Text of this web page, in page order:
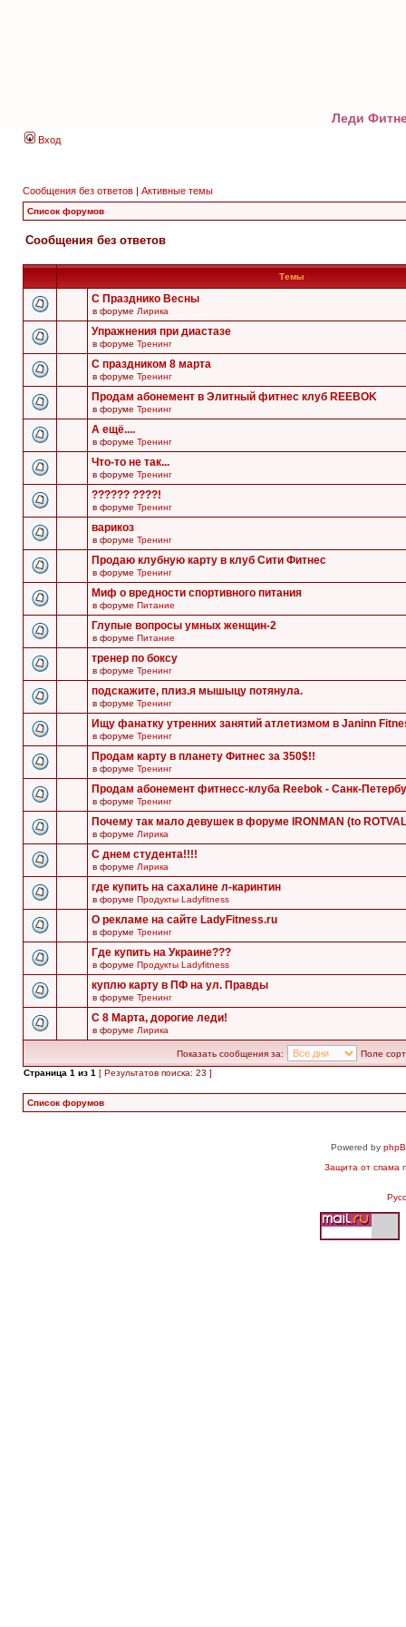
Леди
Вход
Сообщения без ответов | Активные темы
Список форумов
Сообщения без ответов
Темы
С Празднико Весны
в форуме Лирика
Упражнения при диастазе
в форуме Тренинг
С праздником 8 марта
в форуме Тренинг
Продам абонемент в Элитный фитнес клуб REEBOK
в форуме Тренинг
А ещё....
в форуме Тренинг
Что-то не так...
в форуме Тренинг
?????? ????!
в форуме Тренинг
варикоз
в форуме Тренинг
Продаю клубную карту в клуб Сити Фитнес
в форуме Тренинг
Миф о вредности спортивного питания
в форуме Питание
Глупые вопросы умных женщин-2
в форуме Питание
тренер по боксу
в форуме Тренинг
подскажите, плиз.я мышыцу потянула.
в форуме Тренинг
Ищу фанатку утренних занятий атлетизмом в Janinn
в форуме Тренинг
Продам карту в планету Фитнес за 350$!!
в форуме Тренинг
Продам абонемент фитнесс-клуба Reebok - Санк-
в форуме Тренинг
Почему так мало девушек в форуме IRONMAN (to
в форуме Лирика
С днем студента!!!!
в форуме Лирика
где купить на сахалине л-каринтин
в форуме Продукты Ladyfitness
О рекламе на сайте LadyFitness.ru
в форуме Тренинг
Где купить на Украине???
в форуме Продукты Ladyfitness
куплю карту в ПФ на ул. Правды
в форуме Тренинг
С 8 Марта, дорогие леди!
в форуме Лирика
Показать сообщения за:
Поле
Страница 1 из 1 [ Результатов поиска: 23 ]
Список форумов
Powered by
Защита от спама